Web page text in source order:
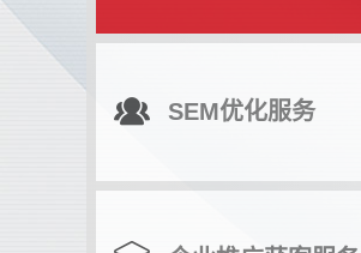
SEM优化服务